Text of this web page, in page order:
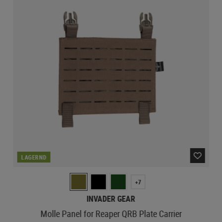
LAGERND
+7
INVADER GEAR
Molle Panel for Reaper QRB Plate Carrier